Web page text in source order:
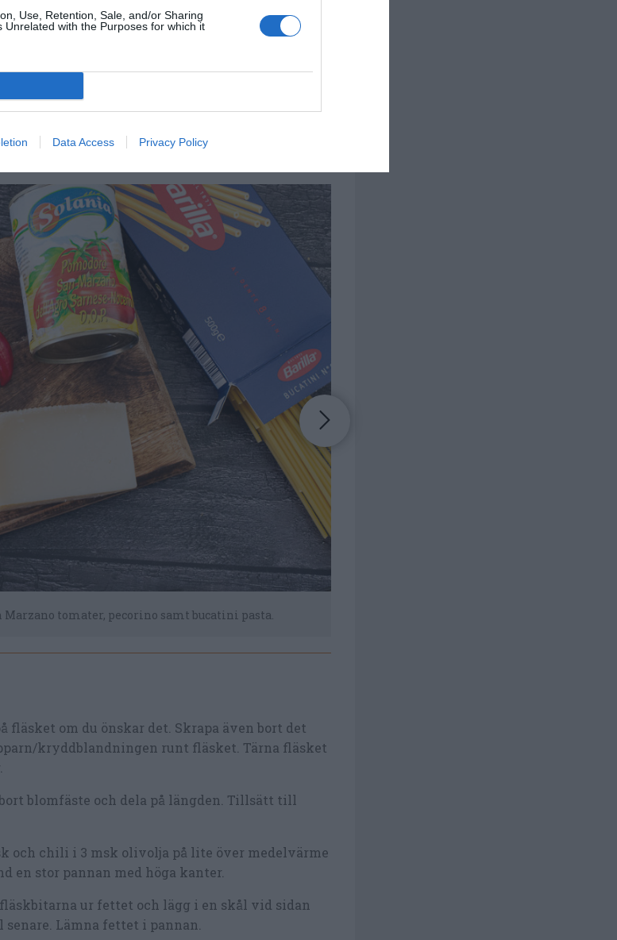
Use, Retention, Sale, and/or Sharing
Unrelated with the Purposes for which it
Data Access Privacy Policy
tomater, pecorino samt bucatini pasta.
fläsket om du önskar det. Skrapa även bort det
kryddblandningen runt fläsket. Tärna fläsket
blomfäste och dela på längden. Tillsätt till
och chili i 3 msk olivolja på lite över medelvärme
en stor pannan med höga kanter.
ur fettet och lägg i en skål vid sidan
Lämna fettet i pannan.